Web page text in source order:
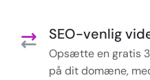
SEO-venlig
Opsætte en gratis
på dit domæne,